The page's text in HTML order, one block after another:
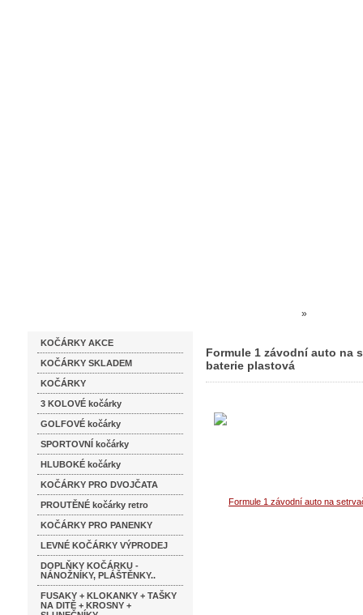
KOČÁRKY AKCE
KOČÁRKY SKLADEM
KOČÁRKY
3 KOLOVÉ kočárky
GOLFOVÉ kočárky
SPORTOVNÍ kočárky
HLUBOKÉ kočárky
KOČÁRKY PRO DVOJČATA
PROUTĚNÉ kočárky retro
KOČÁRKY PRO PANENKY
LEVNÉ KOČÁRKY VÝPRODEJ
DOPLŇKY KOČÁRKU -
NÁNOŽNÍKY, PLÁŠTĚNKY..
FUSAKY + KLOKANKY + TAŠKY
NA DITĚ + KROSNY +
»
auto na setrvačník se
Formule 1 závodní auto na
baterie plastová